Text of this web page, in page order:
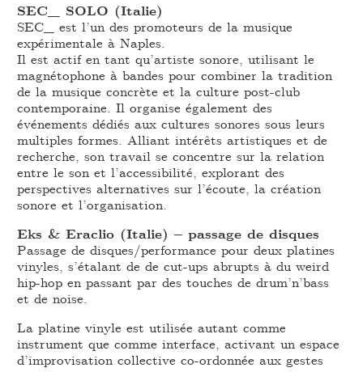
SEC_ SOLO (Italie)
SEC_ est l’un des promoteurs de la musique
expérimentale à Naples.
Il est actif en tant qu’artiste sonore, utilisant le
magnétophone à bandes pour combiner la tradition
de la musique concrète et la culture post-club
contemporaine. Il organise également des
événements dédiés aux cultures sonores sous leurs
multiples formes. Alliant intérêts artistiques et de
recherche, son travail se concentre sur la relation
entre le son et l’accessibilité, explorant des
perspectives alternatives sur l’écoute, la création
sonore et l’organisation.
Eks & Eraclio (Italie) – passage de disques
Passage de disques/performance pour deux platines
vinyles, s’étalant de de cut-ups abrupts à du weird
hip-hop en passant par des touches de drum’n’bass
et de noise.
La platine vinyle est utilisée autant comme
instrument que comme interface, activant un espace
d’improvisation collective co-ordonnée aux gestes